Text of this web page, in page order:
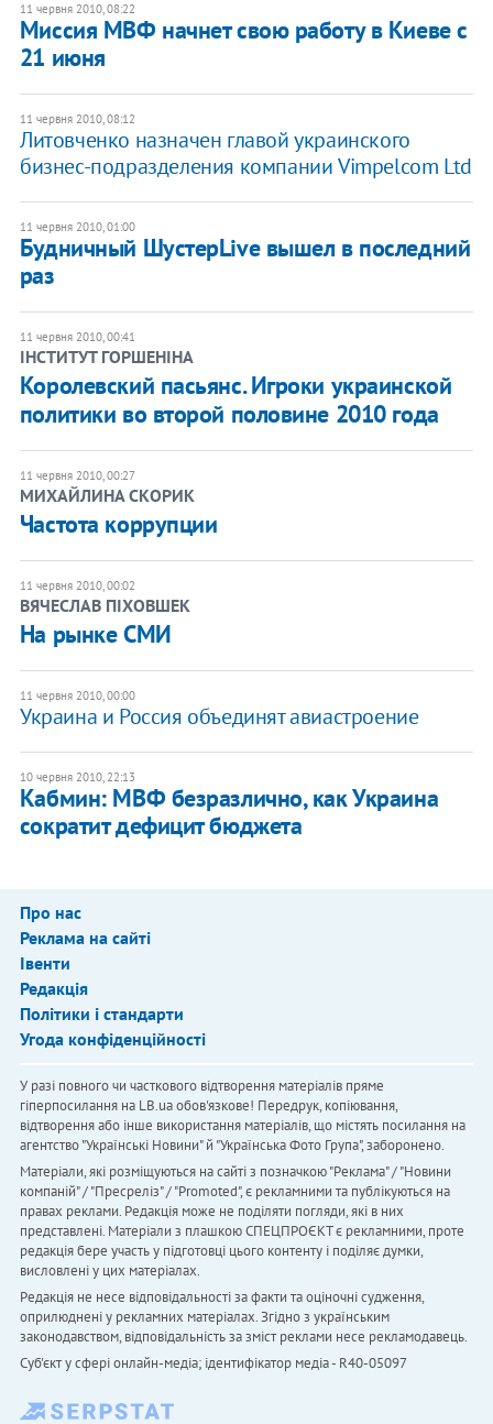
11 червня 2010, 08:22
Миссия МВФ начнет свою работу в Киеве с
21 июня
11 червня 2010, 08:12
Литовченко назначен главой украинского
бизнес-подразделения компании Vimpelcom Ltd
11 червня 2010, 01:00
Будничный ШустерLive вышел в последний
раз
11 червня 2010, 00:41
ІНСТИТУТ ГОРШЕНІНА
Королевский пасьянс. Игроки украинской
политики во второй половине 2010 года
11 червня 2010, 00:27
МИХАЙЛИНА СКОРИК
Частота коррупции
11 червня 2010, 00:02
ВЯЧЕСЛАВ ПІХОВШЕК
На рынке СМИ
11 червня 2010, 00:00
Украина и Россия объединят авиастроение
10 червня 2010, 22:13
Кабмин: МВФ безразлично, как Украина
сократит дефицит бюджета
Про нас
Реклама на сайті
Івенти
Редакція
Політики і стандарти
Угода конфіденційності
У разі повного чи часткового відтворення матеріалів пряме
гіперпосилання на LB.ua обов'язкове! Передрук, копіювання,
відтворення або інше використання матеріалів, що містять посилання на
агентство "Українськi Новини" й "Українська Фото Група", заборонено.
Матеріали, які розміщуються на сайті з позначкою "Реклама" / "Новини
компаній" / "Пресреліз" / "Promoted", є рекламними та публікуються на
правах реклами. Редакція може не поділяти погляди, які в них
представлені. Матеріали з плашкою СПЕЦПРОЄКТ є рекламними, проте
редакція бере участь у підготовці цього контенту і поділяє думки,
висловлені у цих матеріалах.
Редакція не несе відповідальності за факти та оціночні судження,
оприлюднені у рекламних матеріалах. Згідно з українським
законодавством, відповідальність за зміст реклами несе рекламодавець.
Cуб'єкт у сфері онлайн-медіа; ідентифікатор медіа - R40-05097